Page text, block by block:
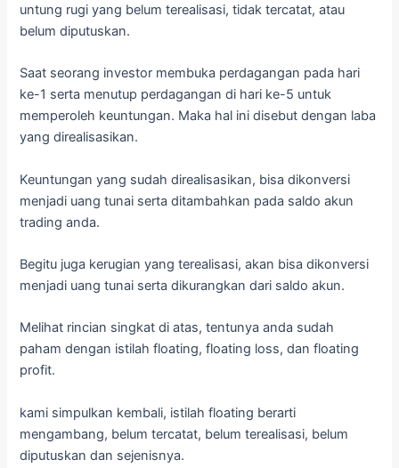
untung rugi yang belum terealisasi, tidak tercatat, atau
belum diputuskan.
Saat seorang investor membuka perdagangan pada hari
ke-1 serta menutup perdagangan di hari ke-5 untuk
memperoleh keuntungan. Maka hal ini disebut dengan laba
yang direalisasikan.
Keuntungan yang sudah direalisasikan, bisa dikonversi
menjadi uang tunai serta ditambahkan pada saldo akun
trading anda.
Begitu juga kerugian yang terealisasi, akan bisa dikonversi
menjadi uang tunai serta dikurangkan dari saldo akun.
Melihat rincian singkat di atas, tentunya anda sudah
paham dengan istilah floating, floating loss, dan floating
profit.
kami simpulkan kembali, istilah floating berarti
mengambang, belum tercatat, belum terealisasi, belum
diputuskan dan sejenisnya.